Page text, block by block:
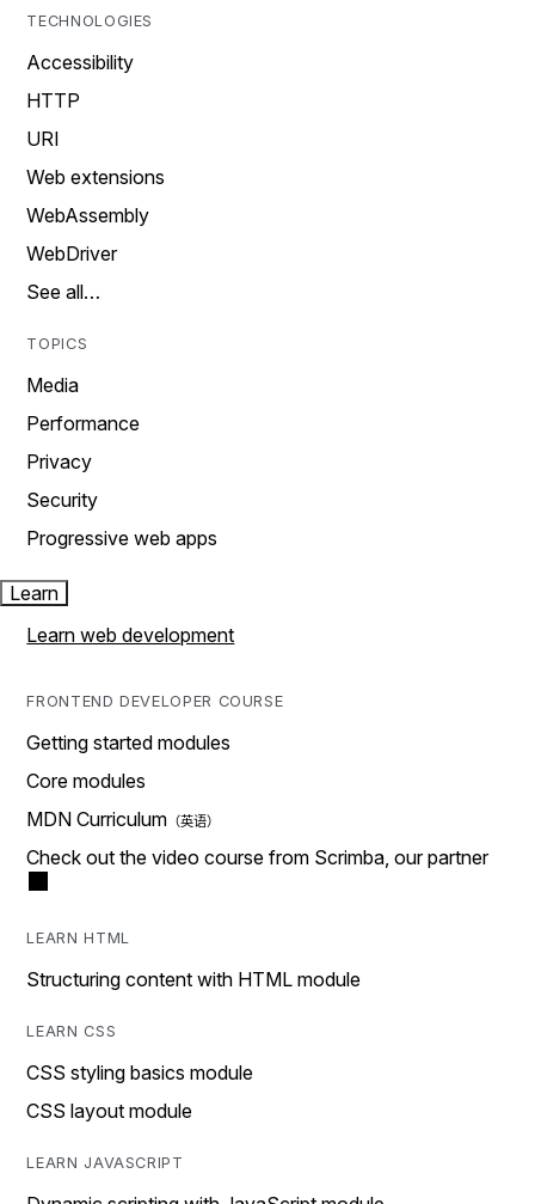
TECHNOLOGIES
Accessibility
HTTP
URI
Web extensions
WebAssembly
WebDriver
See all…
TOPICS
Media
Performance
Privacy
Security
Progressive web apps
Learn
Learn web development
FRONTEND DEVELOPER COURSE
Getting started modules
Core modules
MDN Curriculum
Check out the video course from Scrimba, our partner
LEARN HTML
Structuring content with HTML module
LEARN CSS
CSS styling basics module
CSS layout module
LEARN JAVASCRIPT